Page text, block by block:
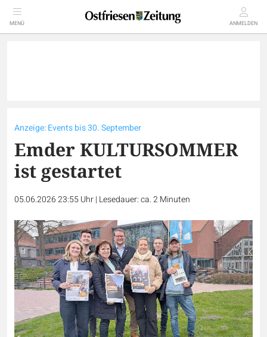
MENÜ ANMELDEN
Anzeige: Events bis 30. September
Emder KULTURSOMMER
ist gestartet
05.06.2026 23:55 Uhr| Lesedauer: ca. 2 Minuten